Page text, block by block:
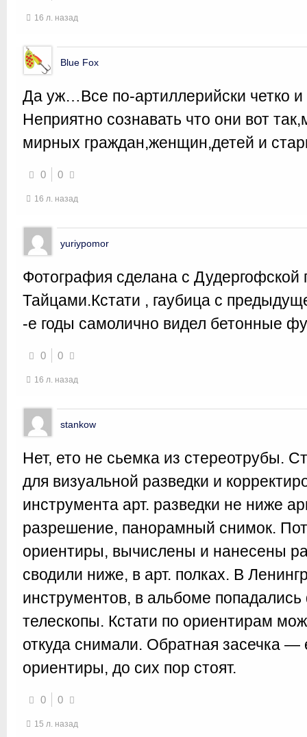
16 л. назад
Blue Fox
Да уж…Все по-артиллерийски четко
Неприятно сознавать что они вот
мирных граждан,женщин,детей и
0 0
16 л. назад
yuriypomor
Фотография сделана с
Тайцами.Кстати , гаубица с
-е годы самолично видел бетонные
0 0
16 л. назад
stankow
Нет, ето не сьемка из стереотрубы.
для визуальной разведки и
инструмента арт. разведки не ниже
разрешение, панорамный снимок.
ориентиры, вычислены и нанесены
сводили ниже, в арт. полках. В
инструментов, в альбоме
телескопы. Кстати по ориентирам
откуда снимали. Обратная засечка —
ориентиры, до сих пор стоят.
0 0
15 л. назад